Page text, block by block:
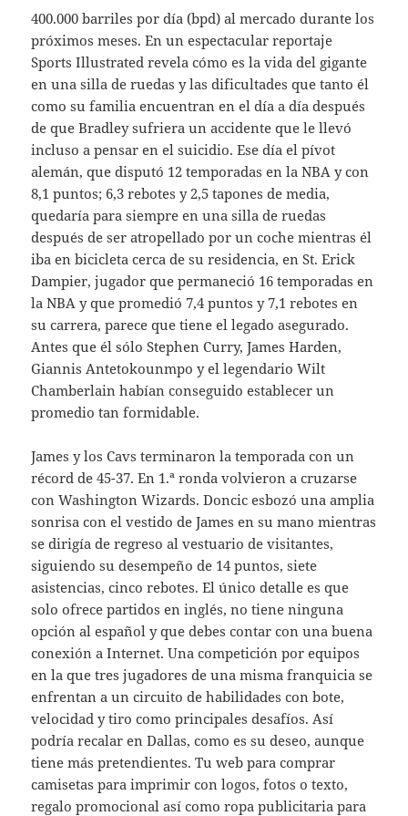
400.000 barriles por día (bpd) al mercado durante los
próximos meses. En un espectacular reportaje
Sports Illustrated revela cómo es la vida del gigante
en una silla de ruedas y las dificultades que tanto él
como su familia encuentran en el día a día después
de que Bradley sufriera un accidente que le llevó
incluso a pensar en el suicidio. Ese día el pívot
alemán, que disputó 12 temporadas en la NBA y con
8,1 puntos; 6,3 rebotes y 2,5 tapones de media,
quedaría para siempre en una silla de ruedas
después de ser atropellado por un coche mientras él
iba en bicicleta cerca de su residencia, en St. Erick
Dampier, jugador que permaneció 16 temporadas en
la NBA y que promedió 7,4 puntos y 7,1 rebotes en
su carrera, parece que tiene el legado asegurado.
Antes que él sólo Stephen Curry, James Harden,
Giannis Antetokounmpo y el legendario Wilt
Chamberlain habían conseguido establecer un
promedio tan formidable.
James y los Cavs terminaron la temporada con un
récord de 45-37. En 1.ª ronda volvieron a cruzarse
con Washington Wizards. Doncic esbozó una amplia
sonrisa con el vestido de James en su mano mientras
se dirigía de regreso al vestuario de visitantes,
siguiendo su desempeño de 14 puntos, siete
asistencias, cinco rebotes. El único detalle es que
solo ofrece partidos en inglés, no tiene ninguna
opción al español y que debes contar con una buena
conexión a Internet. Una competición por equipos
en la que tres jugadores de una misma franquicia se
enfrentan a un circuito de habilidades con bote,
velocidad y tiro como principales desafíos. Así
podría recalar en Dallas, como es su deseo, aunque
tiene más pretendientes. Tu web para comprar
camisetas para imprimir con logos, fotos o texto,
regalo promocional así como ropa publicitaria para